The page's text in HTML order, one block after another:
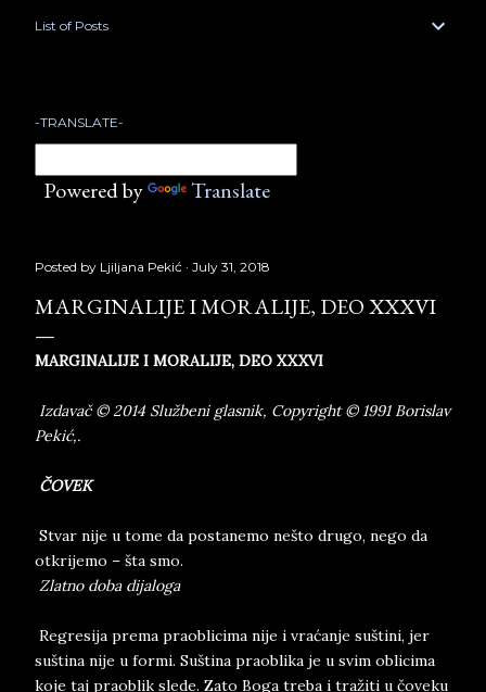
List of Posts
-TRANSLATE-
Powered by Translate
Posted by Ljiljana Pekić July 31, 2018
MARGINALIJE I MORALIJE, DEO XXXVI
MARGINALIJE I MORALIJE, DEO XXXVI
Izdavač © 2014 Službeni glasnik, Copyright © 1991 Borislav
Pekić,.
ČOVEK
Stvar nije u tome da postanemo nešto drugo, nego da
otkrijemo – šta smo.
Zlatno doba dijaloga
Regresija prema praoblicima nije i vraćanje suštini, jer
suština nije u formi. Suština praoblika je u svim oblicima
koje taj praoblik slede. Zato Boga treba i tražiti u čoveku